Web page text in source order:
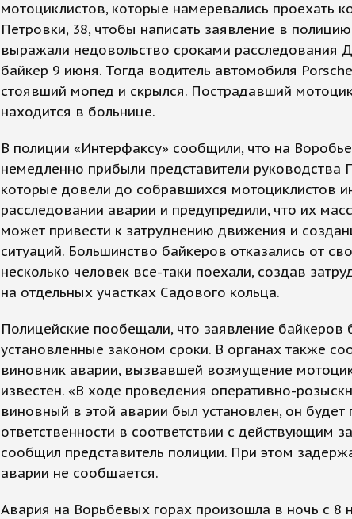
мотоциклистов, которые намеревались проехать
Петровки, 38, чтобы написать заявление в
выражали недовольство сроками расследования
байкер 9 июня. Тогда водитель автомобиля
стоявший мопед и скрылся. Пострадавший
находится в больнице.
В полиции «Интерфаксу» сообщили, что на
немедленно прибыли представители
которые довели до собравшихся мотоциклистов
расследовании аварии и предупредили, что их
может привести к затруднению движения и
ситуаций. Большинство байкеров отказались от
несколько человек все-таки поехали, создав
на отдельных участках Садового кольца.
Полицейские пообещали, что заявление байкеров
установленные законом сроки. В органах также
виновник аварии, вызвавшей возмущение
известен. «В ходе проведения оперативно-
виновный в этой аварии был установлен, он будет
ответственности в соответствии с действующим
сообщил представитель полиции. При этом
аварии не сообщается.
Авария на Ворьбевых горах произошла в ночь с 8